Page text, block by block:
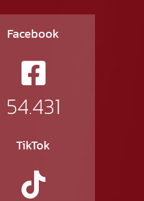
Facebook
54.431
TikTok